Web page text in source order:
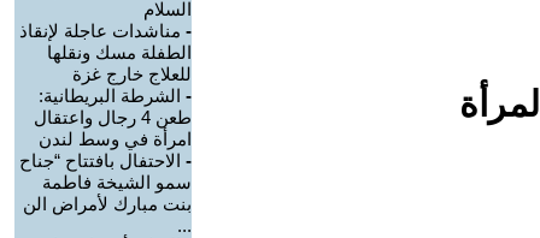
السلام
- مناشدات عاجلة لإنقاذ
الطفلة مسك ونقلها
للعلاج خارج غزة
- الشرطة البريطانية:
طعن 4 رجال واعتقال
امرأة في وسط لندن
- الاحتفال بافتتاح “جناح
سمو الشيخة فاطمة
بنت مبارك لأمراض الن
...